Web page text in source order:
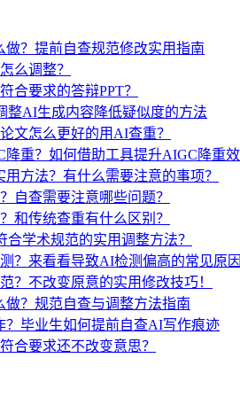
做？提前自查规范修改实用指南
么调整？
合要求的答辩PPT？
整AI生成内容降低疑似度的方法
文怎么更好的用AI查重？
重？如何借助工具提升AIGC降重效
方法？有什么需要注意的事项？
自查需要注意哪些问题？
和传统查重有什么区别？
合学术规范的实用调整方法？
？来看看导致AI检测偏高的常见原因
？不改变原意的实用修改技巧！
做？规范自查与调整方法指南
？毕业生如何提前自查AI写作痕迹
合要求还不改变意思？